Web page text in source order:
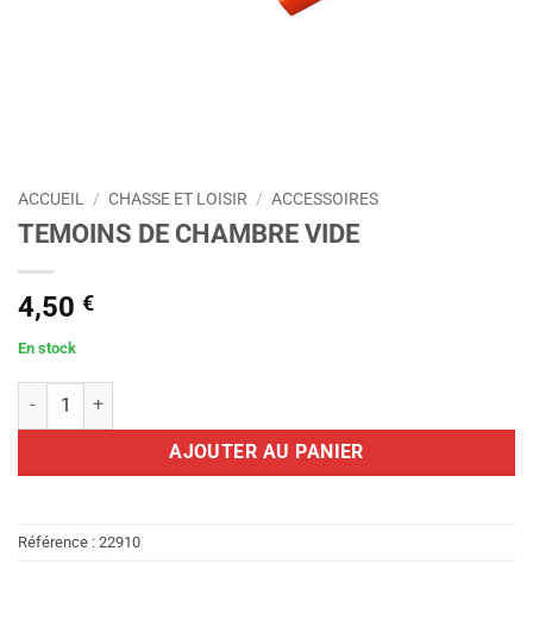
ACCUEIL / CHASSE ET LOISIR / ACCESSOIRES
TEMOINS DE CHAMBRE VIDE
4,50 €
En stock
quantité de TEMOINS DE CHAMBRE VIDE
AJOUTER AU PANIER
Référence : 22910